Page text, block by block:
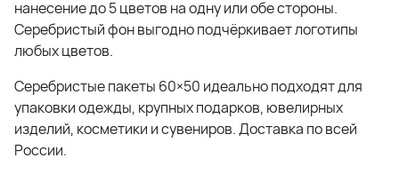
нанесение до 5 цветов на одну или обе стороны.
Серебристый фон выгодно подчёркивает логотипы
любых цветов.
Серебристые пакеты 60×50 идеально подходят для
упаковки одежды, крупных подарков, ювелирных
изделий, косметики и сувениров. Доставка по всей
России.